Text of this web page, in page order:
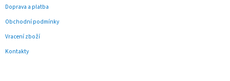
Doprava a platba
Obchodní podmínky
Vracení zboží
Kontakty